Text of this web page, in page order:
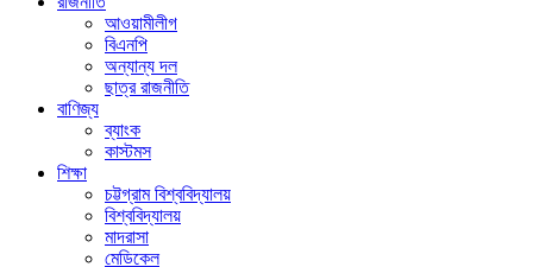
আওয়ামীলীগ
বিএনপি
অন্যান্য দল
ছাত্র রাজনীতি
বাণিজ্য
ব্যাংক
কাস্টমস
শিক্ষা
চট্টগ্রাম বিশ্ববিদ্যালয়
বিশ্ববিদ্যালয়
মাদরাসা
মেডিকেল